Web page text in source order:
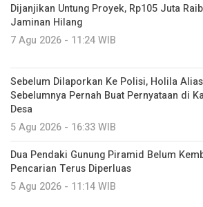
Dijanjikan Untung Proyek, Rp105 Juta
Jaminan Hilang
7 Agu 2026 - 11:24 WIB
Sebelum Dilaporkan Ke Polisi, Holila
Sebelumnya Pernah Buat Pernyataan di
Desa
5 Agu 2026 - 16:33 WIB
Dua Pendaki Gunung Piramid Belum
Pencarian Terus Diperluas
5 Agu 2026 - 11:14 WIB